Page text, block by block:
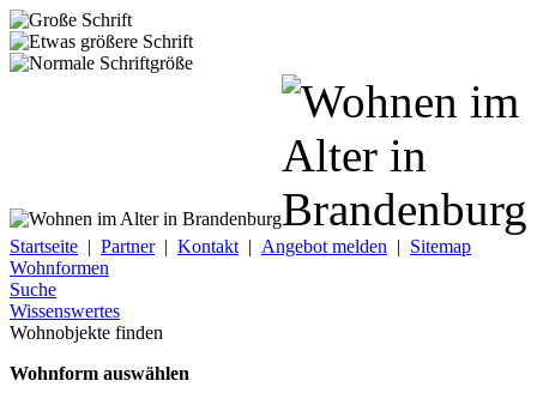
Startseite | Partner| Kontakt | Angebot melden | Sitemap
Wohnformen
Suche
Wissenswertes
Wohnobjekte finden
Wohnform auswählen